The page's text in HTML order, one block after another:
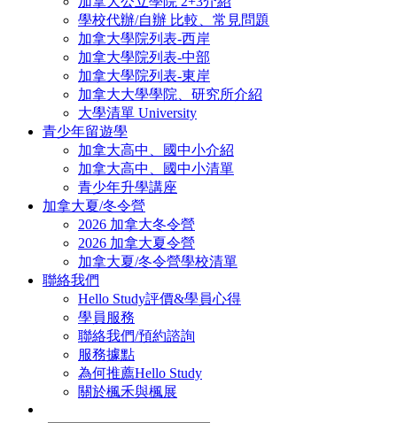
學校代辦/自辦 比較、常見問題
加拿大學院列表-西岸
加拿大學院列表-中部
加拿大學院列表-東岸
加拿大大學學院、研究所介紹
大學清單 University
青少年留遊學
加拿大高中、國中小介紹
加拿大高中、國中小清單
青少年升學講座
加拿大夏/冬令營
2026 加拿大冬令營
2026 加拿大夏令營
加拿大夏/冬令營學校清單
聯絡我們
Hello Study評價&學員心得
學員服務
聯絡我們/預約諮詢
服務據點
為何推薦Hello Study
關於楓禾與楓展